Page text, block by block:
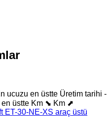
ucuzu en üstte Üretim tarihi -
üstte Km ⬊ Km ⬈